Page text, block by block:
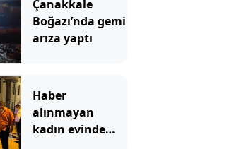
Çanakkale
Boğazı’nda gemi
arıza yaptı
Haber
alınmayan
kadın evinde